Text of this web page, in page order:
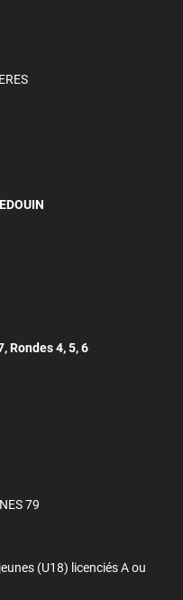
Rondes 4, 5, 6
79
(U18) licenciés A ou